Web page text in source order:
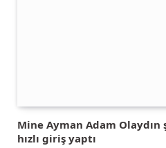
Mine Ayman Adam Olaydın
hızlı giriş yaptı